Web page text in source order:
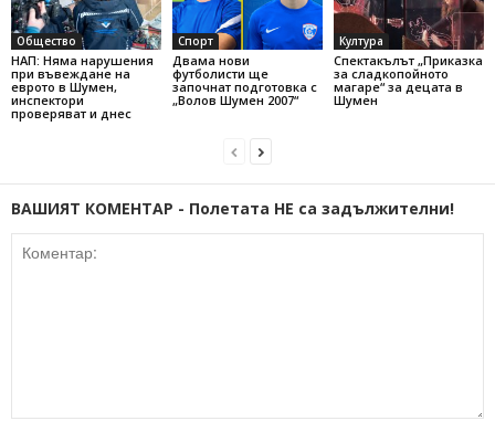
Общество
НАП: Няма нарушения
при въвеждане на
еврото в Шумен,
инспектори
проверяват и днес
Спорт
Двама нови
футболисти ще
започнат подготовка с
„Волов Шумен 2007“
Култура
Спектакълът „Приказка
за сладкопойното
магаре“ за децата в
Шумен
ВАШИЯТ КОМЕНТАР - Полетата НЕ са задължителни!